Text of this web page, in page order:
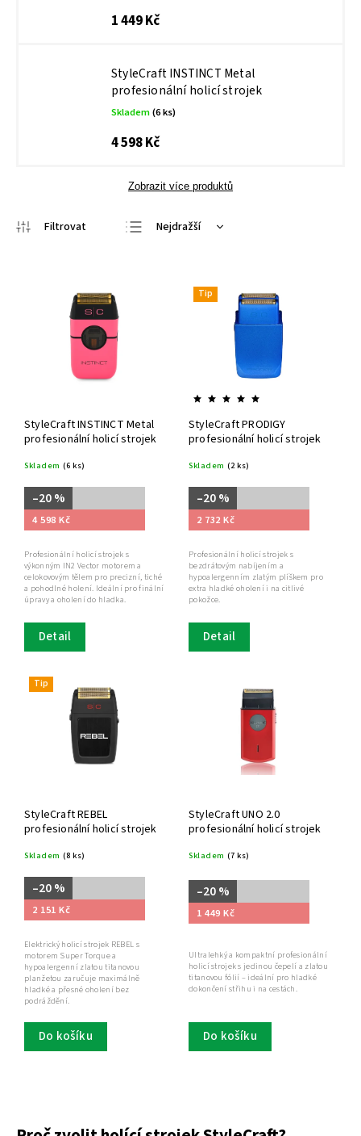
1 449 Kč
StyleCraft INSTINCT Metal
profesionální holicí strojek
Skladem(6 ks)
4 598 Kč
Zobrazit více produktů
Nejdražší
Abecedně
StyleCraft INSTINCT Metal
profesionální holicí strojek
Skladem (6 ks)
–20 %
4 598 Kč
Detail
Profesionální holicí strojek s
výkonným IN2 Vector motorem a
celokovovým tělem pro precizní, tiché
a pohodlné holení. Ideální pro finální
úpravy a oholení do hladka.
Tip
StyleCraft PRODIGY
profesionální holicí strojek
Skladem (2 ks)
–20 %
2 732 Kč
Detail
Profesionální holicí strojek s
bezdrátovým nabíjením a
hypoalergenním zlatým plíškem pro
extra hladké oholení i na citlivé
pokožce.
Tip
StyleCraft REBEL
profesionální holicí strojek
Skladem (8 ks)
–20 %
2 151 Kč
Do košíku
Elektrický holicí strojek REBEL s
motorem Super Torque a
hypoalergenní zlatou titanovou
planžetou zaručuje maximálně
hladké a přesné oholení bez
podráždění.
StyleCraft UNO 2.0
profesionální holicí strojek
Skladem (7 ks)
–20 %
1 449 Kč
Do košíku
Ultralehký a kompaktní profesionální
holicí strojek s jedinou čepelí a zlatou
titanovou fólií – ideální pro hladké
dokončení střihu i na cestách.